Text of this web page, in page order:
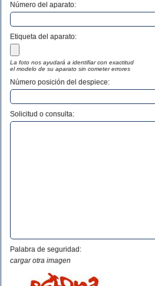
Número del aparato:
Etiqueta del aparato:
La foto nos ayudará a identifiar con exactitud
el modelo de su aparato sin cometer errores
Número posición del despiece:
Solicitud o consulta:
Palabra de seguridad:
cargar otra imagen